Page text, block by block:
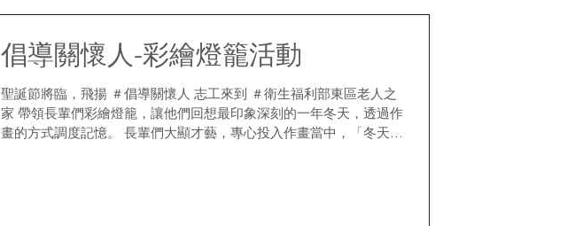
倡導關懷人-彩繪燈籠活動
聖誕節將臨，飛揚 ＃倡導關懷人 志工來到 ＃衛生福利部東區老人之
家 帶領長輩們彩繪燈籠，讓他們回想最印象深刻的一年冬天，透過作
畫的方式調度記憶。 長輩們大顯才藝，專心投入作畫當中，「冬天」